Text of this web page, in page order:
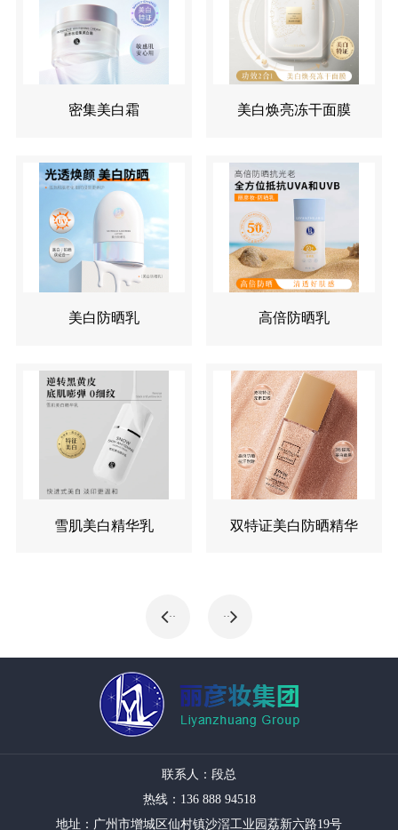
密集美白霜 美白焕亮冻干面膜
美白防晒乳 高倍防晒乳
雪肌美白精华乳 双特证美白防晒精华
·· ··
联系人：段总
热线：136 888 94518
地址：广州市增城区仙村镇沙滘工业园荔新六路19号